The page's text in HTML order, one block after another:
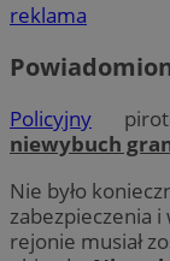
reklama
Policyjny
niewybuch
Nie było
zabezpieczenia
rejonie musiał